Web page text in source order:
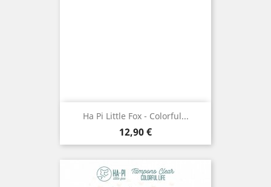
Ha Pi Little Fox - Colorful...
Prix
12,90 €